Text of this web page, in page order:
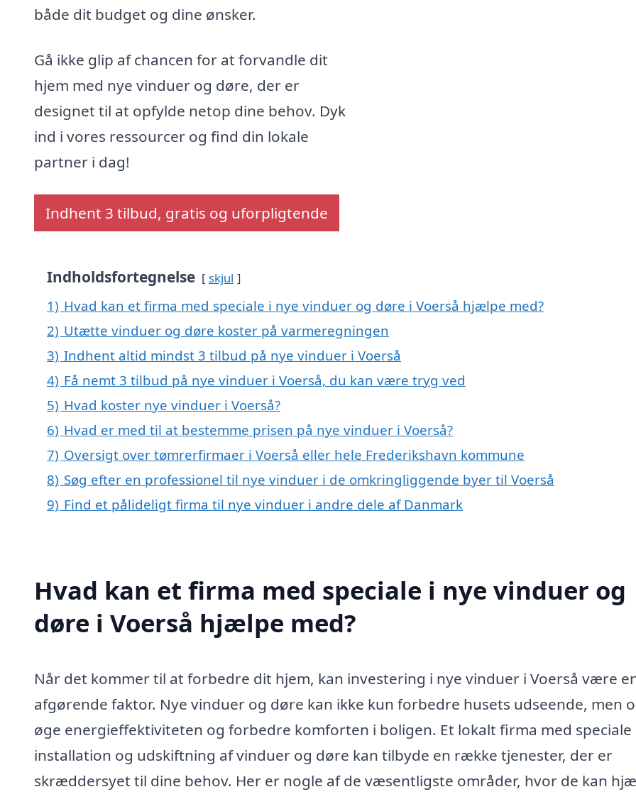
både dit budget og dine ønsker.
Gå ikke glip af chancen for at forvandle dit
hjem med nye vinduer og døre, der er
designet til at opfylde netop dine behov. Dyk
ind i vores ressourcer og find din lokale
partner i dag!
Indhent 3 tilbud, gratis og uforpligtende
Indholdsfortegnelse skjul
1) Hvad kan et firma med speciale i nye vinduer og døre i Voerså hjælpe med?
2) Utætte vinduer og døre koster på varmeregningen
3) Indhent altid mindst 3 tilbud på nye vinduer i Voerså
4) Få nemt 3 tilbud på nye vinduer i Voerså, du kan være tryg ved
5) Hvad koster nye vinduer i Voerså?
6) Hvad er med til at bestemme prisen på nye vinduer i Voerså?
7) Oversigt over tømrerfirmaer i Voerså eller hele Frederikshavn kommune
8) Søg efter en professionel til nye vinduer i de omkringliggende byer til Voerså
9) Find et pålideligt firma til nye vinduer i andre dele af Danmark
Hvad kan et firma med speciale i nye vinduer og
døre i Voerså hjælpe med?
Når det kommer til at forbedre dit hjem, kan investering i nye vinduer i Voerså være
afgørende faktor. Nye vinduer og døre kan ikke kun forbedre husets udseende, men
øge energieffektiviteten og forbedre komforten i boligen. Et lokalt firma med speciale
installation og udskiftning af vinduer og døre kan tilbyde en række tjenester, der er
skræddersyet til dine behov. Her er nogle af de væsentligste områder, hvor de kan